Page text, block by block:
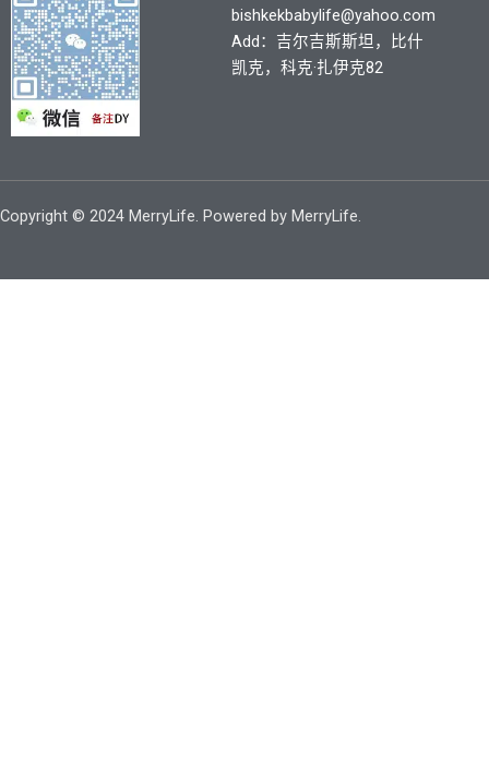
bishkekbabylife@yahoo.com
Add：吉尔吉斯斯坦，比什
凯克，科克·扎伊克82
Copyright © 2024 MerryLife. Powered by MerryLife.